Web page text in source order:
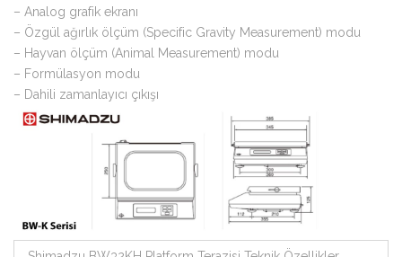
– Analog grafik ekranı
– Özgül ağırlık ölçüm (Specific Gravity Measurement) modu
– Hayvan ölçüm (Animal Measurement) modu
– Formülasyon modu
– Dahili zamanlayıcı çıkışı